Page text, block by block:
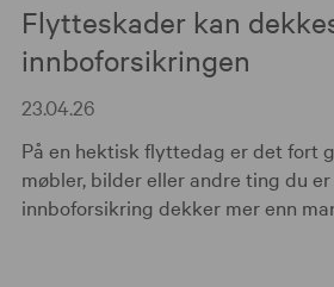
Flytteskader kan
innboforsikringen
23.04.26
På en hektisk flyttedag er det fort
møbler, bilder eller andre ting du
innboforsikring dekker mer enn